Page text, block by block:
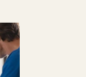
du till....